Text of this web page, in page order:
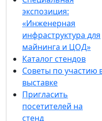
экспозиция:
«Инженерная
инфраструктура для
майнинга и ЦОД»
Каталог стендов
Советы по участию
выставке
Пригласить
посетителей на
стенд